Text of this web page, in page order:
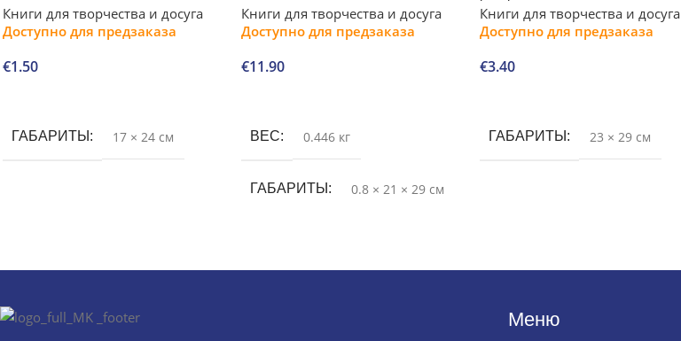
Книги для творчества и досуга
Доступно для предзаказа
€1.50
ГАБАРИТЫ 17 × 24 см
Книги для творчества и досуга
Доступно для предзаказа
€11.90
ВЕС 0.446 кг
ГАБАРИТЫ 0.8 × 21 × 29 см
Книги для творчества и досуга
Доступно для предзаказа
€3.40
ГАБАРИТЫ 23 × 29 см
Меню